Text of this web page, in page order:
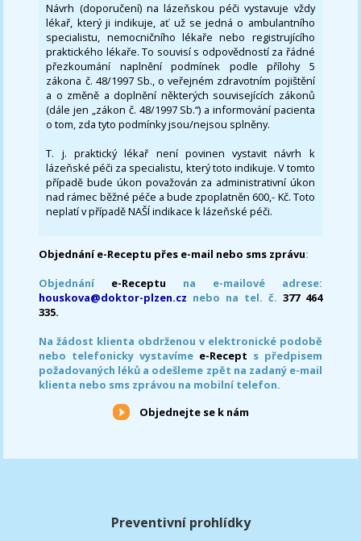
Návrh (doporučení) na lázeňskou péči vystavuje vždy
lékař, který ji indikuje, ať už se jedná o ambulantního
specialistu, nemocničního lékaře nebo registrujícího
praktického lékaře. To souvisí s odpovědností za řádné
přezkoumání naplnění podmínek podle přílohy 5
zákona č. 48/1997 Sb., o veřejném zdravotním pojištění
a o změně a doplnění některých souvisejících zákonů
(dále jen „zákon č. 48/1997 Sb.“) a informování pacienta
o tom, zda tyto podmínky jsou/nejsou splněny.
T. j. praktický lékař není povinen vystavit návrh k
lázeňské péči za specialistu, který toto indikuje. V tomto
případě bude úkon považován za administrativní úkon
nad rámec běžné péče a bude zpoplatněn 600,- Kč. Toto
neplatí v případě NAŠÍ indikace k lázeňské péči.
Objednání e-Receptu přes e-mail nebo sms zprávu:
Objednání e-Receptu na e-mailové adrese:
houskova@doktor-plzen.cz nebo na tel. č. 377 464
335.
Na žádost klienta obdrženou v elektronické podobě
nebo telefonicky vystavíme e-Recept s předpisem
požadovaných léků a odešleme zpět na zadaný e-mail
klienta nebo sms zprávou na mobilní telefon.
Objednejte se k nám
Preventivní prohlídky